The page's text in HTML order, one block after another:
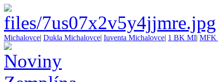
Michalovce| Dukla Michalovce| Iuventa Michalovce| 1 BK MI| MFK